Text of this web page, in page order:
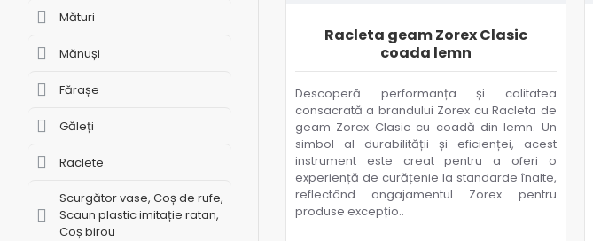
Mături
Mănuși
Fărașe
Găleți
Raclete
Scurgător vase, Coș de rufe,
Scaun plastic imitație ratan,
Coș birou
Racleta geam Zorex Clasic
coada lemn
Descoperă performanța și calitatea
consacrată a brandului Zorex cu Racleta de
geam Zorex Clasic cu coadă din lemn. Un
simbol al durabilității și eficienței, acest
instrument este creat pentru a oferi o
experiență de curățenie la standarde înalte,
reflectând angajamentul Zorex pentru
produse excepțio..